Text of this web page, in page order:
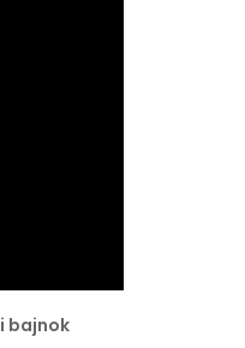
bajnok